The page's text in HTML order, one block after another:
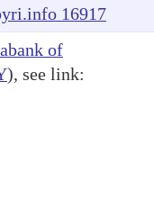
16917
of
), see link: